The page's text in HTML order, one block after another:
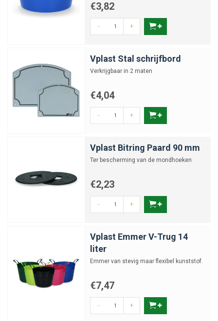
€3,82
- +
Vplast Stal schrijfbord
Verkrijgbaar in 2 maten
€4,04
- +
Vplast Bitring Paard 90 mm
Ter bescherming van de mondhoeken
€2,23
- +
Vplast Emmer V-Trug 14
liter
Emmer van stevig maar flexibel kunststof.
€7,47
- +